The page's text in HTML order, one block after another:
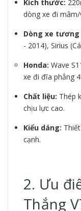
Kích thước:
dòng xe đi mâm/
Dòng xe
- 2014), Sirius
Honda: Wave
xe đi đĩa phẳng
Chất liệu: Thép
chịu lực cao.
Kiểu dáng:
cạnh.
2. Ưu
Thắng